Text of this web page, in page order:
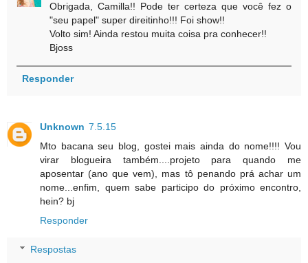
Obrigada, Camilla!! Pode ter certeza que você fez o
"seu papel" super direitinho!!! Foi show!!
Volto sim! Ainda restou muita coisa pra conhecer!!
Bjoss
Responder
Unknown 7.5.15
Mto bacana seu blog, gostei mais ainda do nome!!!! Vou
virar blogueira também....projeto para quando me
aposentar (ano que vem), mas tô penando prá achar um
nome...enfim, quem sabe participo do próximo encontro,
hein? bj
Responder
Respostas